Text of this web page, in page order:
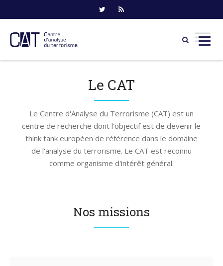
Le CAT
Le Centre d'Analyse du Terrorisme (CAT) est un
centre de recherche dont l'objectif est de devenir le
think tank européen de référence dans le domaine
de l'analyse du terrorisme. Le CAT est reconnu
comme organisme d'intérêt général.
Nos missions